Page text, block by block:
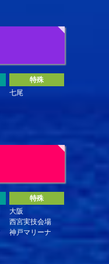
特殊
七尾
特殊
大阪
西宮実技会場
神戸マリーナ